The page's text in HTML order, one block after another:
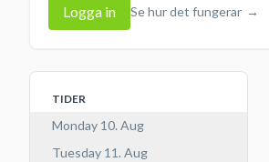
Logga in Se hur det fungerar →
TIDER
Monday 10. Aug
Tuesday 11. Aug